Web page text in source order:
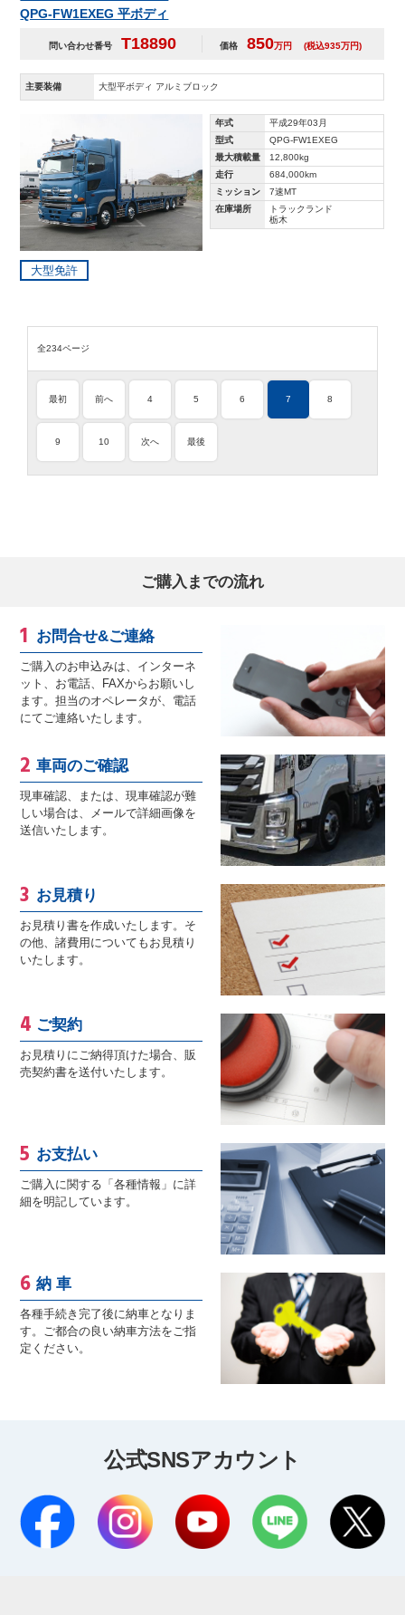
QPG-FW1EXEG 平ボディ
問い合わせ番号 T18890 価格 850万円 (税込935万円)
主要装備 大型平ボディ アルミブロック
年式
平成29年03月
型式
QPG-FW1EXEG
最大積載量
12,800kg
走行
684,000km
ミッション
7速MT
在庫場所
トラックランド
栃木
大型免許
全234ページ
最初 前へ 4 5 6 7 8
9 10 次へ 最後
ご購入までの流れ
お問合せ&ご連絡
ご購入のお申込みは、インターネ
ット、お電話、FAXからお願いし
ます。担当のオペレータが、電話
にてご連絡いたします。
車両のご確認
現車確認、または、現車確認が難
しい場合は、メールで詳細画像を
送信いたします。
お見積り
お見積り書を作成いたします。そ
の他、諸費用についてもお見積り
いたします。
ご契約
お見積りにご納得頂けた場合、販
売契約書を送付いたします。
お支払い
ご購入に関する「各種情報」に詳
細を明記しています。
納 車
各種手続き完了後に納車となりま
す。ご都合の良い納車方法をご指
定ください。
公式SNSアカウント